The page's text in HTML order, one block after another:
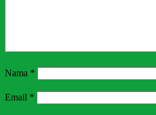
Nama *
Email *